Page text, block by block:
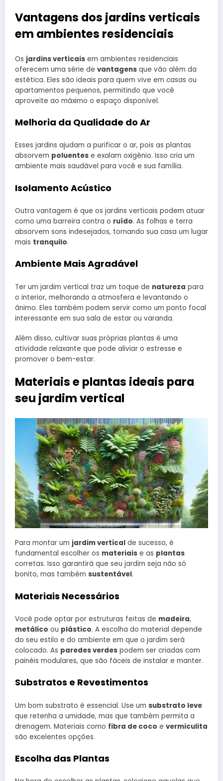
Vantagens dos jardins verticais
em ambientes residenciais
Os jardins verticais em ambientes residenciais
oferecem uma série de vantagens que vão além da
estética. Eles são ideais para quem vive em casas ou
apartamentos pequenos, permitindo que você
aproveite ao máximo o espaço disponível.
Melhoria da Qualidade do Ar
Esses jardins ajudam a purificar o ar, pois as plantas
absorvem poluentes e exalam oxigênio. Isso cria um
ambiente mais saudável para você e sua família.
Isolamento Acústico
Outra vantagem é que os jardins verticais podem atuar
como uma barreira contra o ruído. As folhas e terra
absorvem sons indesejados, tornando sua casa um lugar
mais tranquilo.
Ambiente Mais Agradável
Ter um jardim vertical traz um toque de natureza para
o interior, melhorando a atmosfera e levantando o
ânimo. Eles também podem servir como um ponto focal
interessante em sua sala de estar ou varanda.
Além disso, cultivar suas próprias plantas é uma
atividade relaxante que pode aliviar o estresse e
promover o bem-estar.
Materiais e plantas ideais para
seu jardim vertical
Para montar um jardim vertical de sucesso, é
fundamental escolher os materiais e as plantas
corretas. Isso garantirá que seu jardim seja não só
bonito, mas também sustentável.
Materiais Necessários
Você pode optar por estruturas feitas de madeira,
metálico ou plástico. A escolha do material depende
do seu estilo e do ambiente em que o jardim será
colocado. As paredes verdes podem ser criadas com
painéis modulares, que são fáceis de instalar e manter.
Substratos e Revestimentos
Um bom substrato é essencial. Use um substrato leve
que retenha a umidade, mas que também permita a
drenagem. Materiais como fibra de coco e vermiculita
são excelentes opções.
Escolha das Plantas